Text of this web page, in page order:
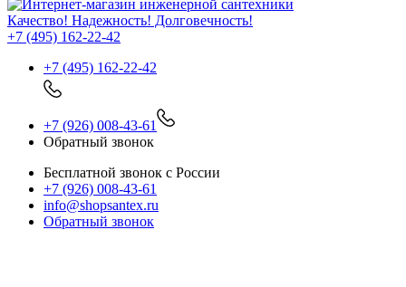
Качество! Надежность! Долговечность!
+7 (495) 162-22-42
+7 (495) 162-22-42
+7 (926) 008-43-61
Обратный звонок
Бесплатной звонок с России
+7 (926) 008-43-61
info@shopsantex.ru
Обратный звонок